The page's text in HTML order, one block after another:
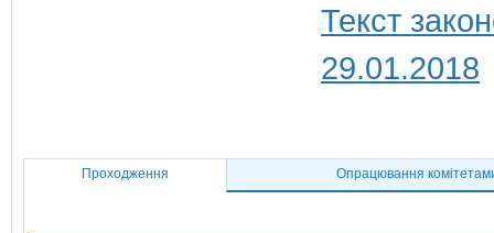
Текст
29.01.2018
Проходження Опрацювання